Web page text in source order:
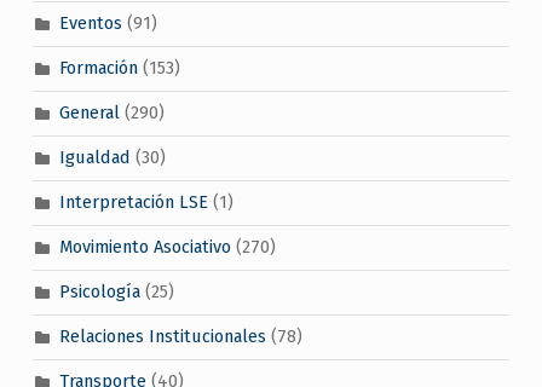
Eventos (91)
Formación(153)
General(290)
Igualdad (30)
Interpretación LSE(1)
Movimiento Asociativo (270)
Psicología(25)
Relaciones Institucionales (78)
Transporte(40)